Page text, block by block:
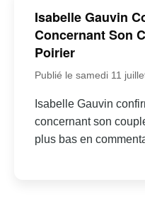
Isabelle Gauvin
Concernant Son
Poirier
Publié le samedi 11
Isabelle Gauvin
concernant son
plus bas en